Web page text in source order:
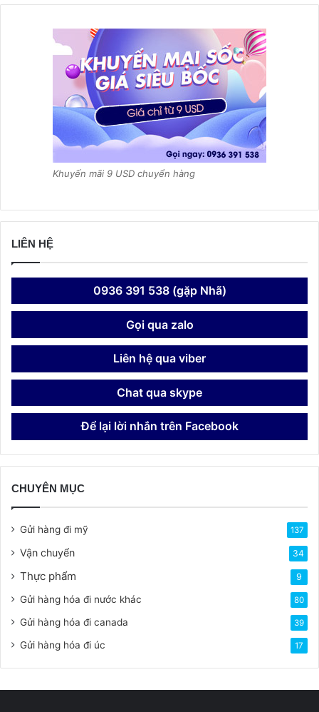
Khuyến mãi 9 USD chuyển hàng
LIÊN HỆ
0936 391 538 (gặp Nhã)
Gọi qua zalo
Liên hệ qua viber
Chat qua skype
Để lại lời nhắn trên Facebook
CHUYÊN MỤC
Gửi hàng đi mỹ 137
Vận chuyển 34
Thực phẩm 9
Gửi hàng hóa đi nước khác 80
Gửi hàng hóa đi canada 39
Gửi hàng hóa đi úc 17